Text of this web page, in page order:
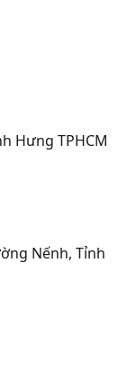
Hưng TPHCM
Nếnh, Tỉnh